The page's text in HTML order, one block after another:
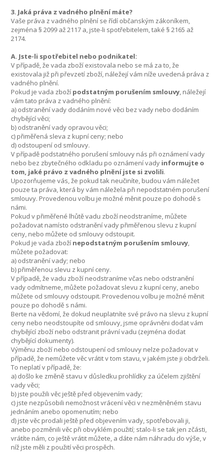
3. Jaká práva z vadného plnění máte?
Vaše práva z vadného plnění se řídí občanským zákoníkem,
zejména § 2099 až 2117 a, jste-li spotřebitelem, také § 2165 až
2174.
A. Jste-li spotřebitel nebo podnikatel:
V případě, že vada zboží existovala nebo se má za to, že
existovala již při převzetí zboží, náležejí vám níže uvedená práva z
vadného plnění.
Pokud je vada zboží podstatným porušením smlouvy, náležejí
vám tato práva z vadného plnění:
a) odstranění vady dodáním nové věci bez vady nebo dodáním
chybějící věci;
b) odstranění vady opravou věci;
c) přiměřená sleva z kupní ceny; nebo
d) odstoupení od smlouvy.
V případě podstatného porušení smlouvy nás při oznámení vady
nebo bez zbytečného odkladu po oznámení vady informujte o
tom, jaké právo z vadného plnění jste si zvolili.
Upozorňujeme vás, že pokud tak neučiníte, budou vám náležet
pouze ta práva, která by vám náležela při nepodstatném porušení
smlouvy. Provedenou volbu je možné měnit pouze po dohodě s
námi.
Pokud v přiměřené lhůtě vadu zboží neodstraníme, můžete
požadovat namísto odstranění vady přiměřenou slevu z kupní
ceny, nebo můžete od smlouvy odstoupit.
Pokud je vada zboží nepodstatným porušením smlouvy,
můžete požadovat:
a) odstranění vady; nebo
b) přiměřenou slevu z kupní ceny.
V případě, že vadu zboží neodstraníme včas nebo odstranění
vady odmítneme, můžete požadovat slevu z kupní ceny, anebo
můžete od smlouvy odstoupit. Provedenou volbu je možné měnit
pouze po dohodě s námi.
Berte na vědomí, že dokud neuplatníte své právo na slevu z kupní
ceny nebo neodstoupíte od smlouvy, jsme oprávněni dodat vám
chybějící zboží nebo odstranit právní vadu (zejména dodat
chybějící dokumenty).
Výměnu zboží nebo odstoupení od smlouvy nelze požadovat v
případě, že nemůžete věc vrátit v tom stavu, v jakém jste ji obdrželi.
To neplatí v případě, že:
a) došlo ke změně stavu v důsledku prohlídky za účelem zjištění
vady věci;
b) jste použili věc ještě před objevením vady;
c) jste nezpůsobili nemožnost vrácení věci v nezměněném stavu
jednáním anebo opomenutím; nebo
d) jste věc prodali ještě před objevením vady, spotřebovali ji,
anebo pozměnili věc při obvyklém použití; stalo-li se tak jen zčásti,
vrátíte nám, co ještě vrátit můžete, a dáte nám náhradu do výše, v
níž jste měli z použití věci prospěch.